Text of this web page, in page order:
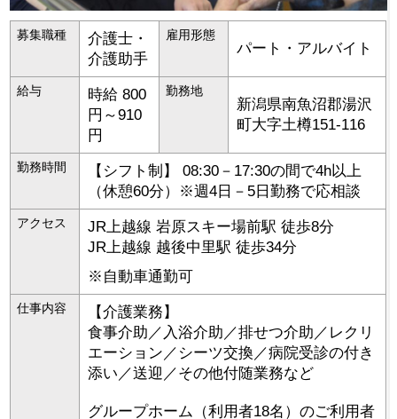
募集職種
介護士・
介護助手
雇用形態
パート・アルバイト
給与
時給 800
円～910
円
勤務地
新潟県南魚沼郡湯沢
町大字土樽151-116
勤務時間
【シフト制】 08:30－17:30の間で4h以上
（休憩60分）※週4日－5日勤務で応相談
アクセス
JR上越線 岩原スキー場前駅 徒歩8分
JR上越線 越後中里駅 徒歩34分
※自動車通勤可
仕事内容
【介護業務】
食事介助／入浴介助／排せつ介助／レクリ
エーション／シーツ交換／病院受診の付き
添い／送迎／その他付随業務など
グループホーム（利用者18名）のご利用者